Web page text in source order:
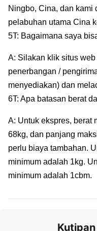
Ningbo, Cina, dan kami
pelabuhan utama Cina
5T: Bagaimana saya
A: Silakan klik situs
penerbangan /
menyediakan) dan
6T: Apa batasan berat
A: Untuk ekspres, berat
68kg, dan panjang
perlu biaya tambahan.
minimum adalah 1kg.
minimum adalah 1cbm.